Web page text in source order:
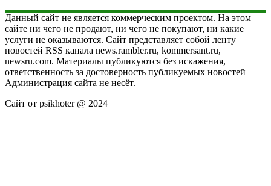
Данный сайт не является коммерческим проектом. На этом
сайте ни чего не продают, ни чего не покупают, ни какие
услуги не оказываются. Сайт представляет собой ленту
новостей RSS канала news.rambler.ru, kommersant.ru,
newsru.com. Материалы публикуются без искажения,
ответственность за достоверность публикуемых новостей
Администрация сайта не несёт.
Сайт от psikhoter @ 2024